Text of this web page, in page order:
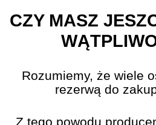
CZY MASZ
Rozumiemy, że wiele
rezerwą do
Z tego powodu